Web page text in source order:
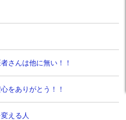
さんは他に無い！！
をありがとう！！
える人